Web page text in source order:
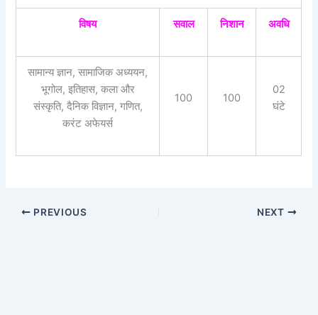
विषय सवाल निशान अवधि
सामान्य ज्ञान, सामाजिक अध्ययन,
भूगोल, इतिहास, कला और
संस्कृति, दैनिक विज्ञान, गणित,
करंट अफेयर्स
100 100
02
घंटे
PREVIOUS NEXT